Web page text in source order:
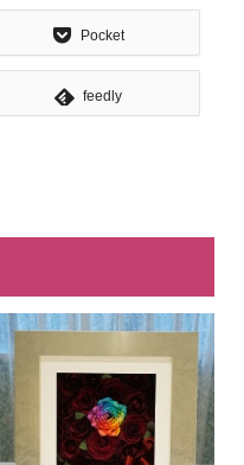
Pocket
feedly